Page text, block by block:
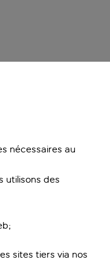
nécessaires au
utilisons des
sites tiers via nos